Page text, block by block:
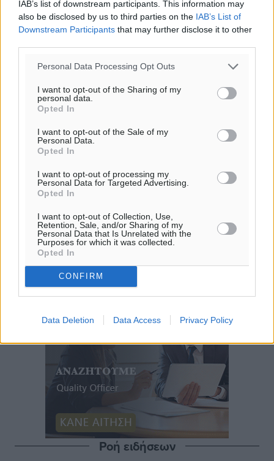
IAB’s list of downstream participants. This information may
also be disclosed by us to third parties on the IAB’s List of
Downstream Participants that may further disclose it to other
Personal Data Processing Opt Outs
I want to opt-out of the Sharing of my
personal data.
Opted In
I want to opt-out of the Sale of my
Personal Data.
Opted In
I want to opt-out of processing my
Personal Data for Targeted Advertising.
Opted In
I want to opt-out of Collection, Use,
Retention, Sale, and/or Sharing of my
Personal Data that Is Unrelated with the
Purposes for which it was collected.
Opted In
CONFIRM
Data Deletion Data Access Privacy Policy
Ροή ειδήσεων